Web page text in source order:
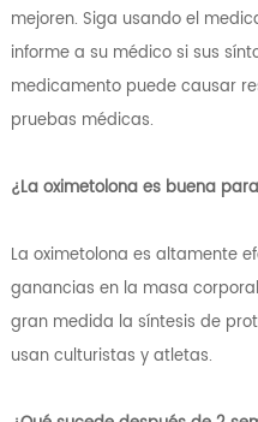
mejoren. Siga usando el
informe a su médico si sus
medicamento puede causar
pruebas médicas.
¿La oximetolona es buena
La oximetolona es altamente
ganancias en la masa
gran medida la síntesis de
usan culturistas y atletas.